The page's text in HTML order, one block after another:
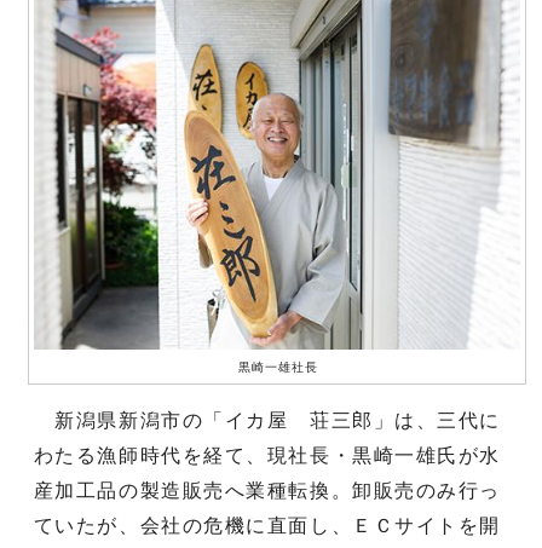
黒崎一雄社長
新潟県新潟市の「イカ屋 荘三郎」は、三代に
わたる漁師時代を経て、現社長・黒崎一雄氏が水
産加工品の製造販売へ業種転換。卸販売のみ行っ
ていたが、会社の危機に直面し、ＥＣサイトを開